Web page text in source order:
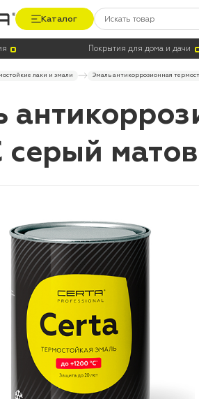
Каталог
Покрытия для дома и дачи
лаки и эмали Эмаль антикоррозионная
серый